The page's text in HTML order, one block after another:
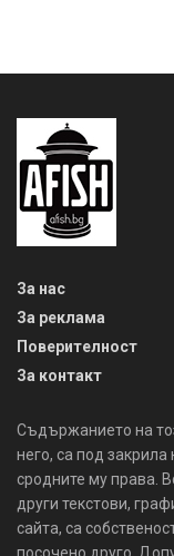
За нас
За реклама
Поверителност
За контакт
Съдържанието на
него, са под закрила
сродните му права.
други текстови,
сайта, са
посочено друго.